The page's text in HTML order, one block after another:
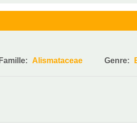
Famille: Alismataceae Genre: